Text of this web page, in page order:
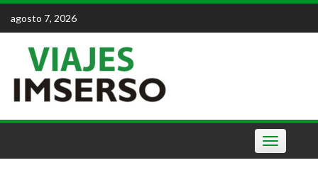
Skip
content
agosto 7, 2026
Toggle
navigation